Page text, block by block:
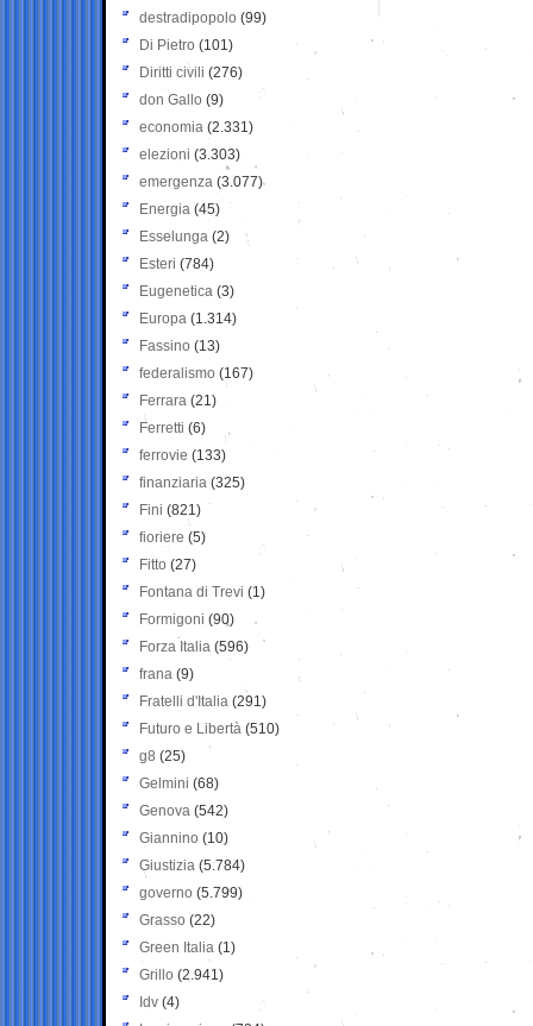
destradipopolo (99)
Di Pietro (101)
Diritti civili (276)
don Gallo (9)
economia (2.331)
elezioni (3.303)
emergenza (3.077)
Energia (45)
Esselunga (2)
Esteri (784)
Eugenetica (3)
Europa (1.314)
Fassino (13)
federalismo (167)
Ferrara (21)
Ferretti (6)
ferrovie (133)
finanziaria (325)
Fini (821)
fioriere (5)
Fitto (27)
Fontana di Trevi (1)
Formigoni (90)
Forza Italia (596)
frana (9)
Fratelli d'Italia (291)
Futuro e Libertà (510)
g8 (25)
Gelmini (68)
Genova (542)
Giannino (10)
Giustizia (5.784)
governo (5.799)
Grasso (22)
Green Italia (1)
Grillo (2.941)
Idv (4)